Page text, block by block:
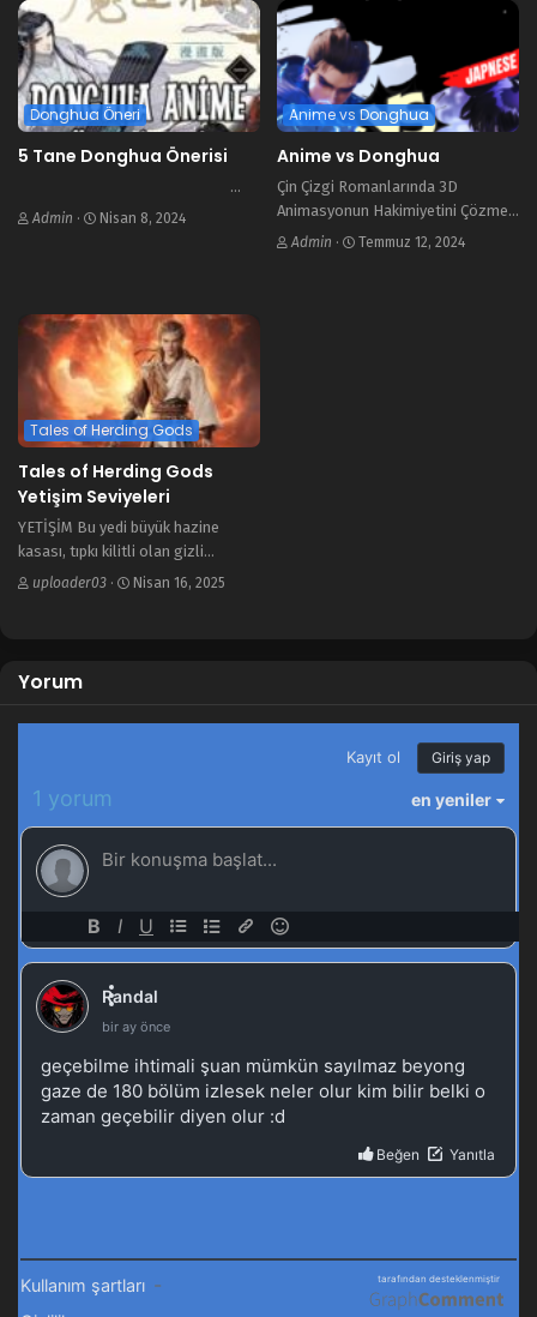
Donghua Öneri
5 Tane Donghua Önerisi
…
Admin · Nisan 8, 2024
Anime vs Donghua
Anime vs Donghua
Çin Çizgi Romanlarında 3D
Animasyonun Hakimiyetini Çözmek:
Basit Açıklama Birçok çizgi roman
Admin · Temmuz 12, 2024
Tales of Herding Gods
Tales of Herding Gods
Yetişim Seviyeleri
YETİŞİM Bu yedi büyük hazine
kasası, tıpkı kilitli olan gizli
hazineler gibi doğal olarak
savaşçının…
uploader03 · Nisan 16, 2025
Yorum